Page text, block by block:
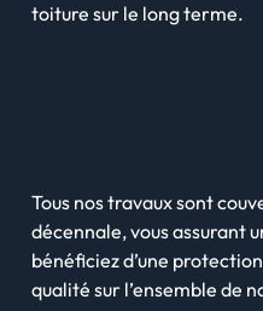
toiture sur le long terme.
Tous nos travaux sont
décennale, vous assurant
bénéficiez d’une
qualité sur l’ensemble de